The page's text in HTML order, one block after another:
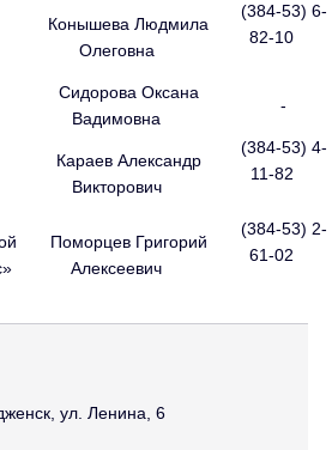
Конышева Людмила
Олеговна
(384-53) 6-
82-10
Сидорова Оксана
Вадимовна
-
Караев Александр
Викторович
(384-53) 4-
11-82
Поморцев Григорий
Алексеевич
(384-53) 2-
61-02
ул. Ленина, 6